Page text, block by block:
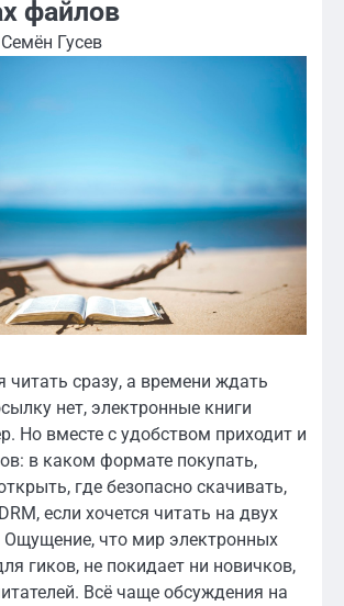
файлов
Семён Гусев
читать сразу, а времени ждать
нет, электронные книги
Но вместе с удобством приходит и
в каком формате покупать,
где безопасно скачивать,
если хочется читать на двух
Ощущение, что мир электронных
гиков, не покидает ни новичков,
Всё чаще обсуждения на